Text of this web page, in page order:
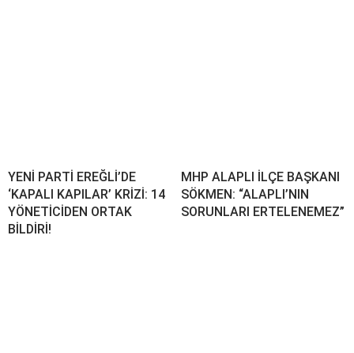
YENİ PARTİ EREĞLİ’DE
‘KAPALI KAPILAR’ KRİZİ: 14
YÖNETİCİDEN ORTAK
BİLDİRİ!
MHP ALAPLI İLÇE BAŞKANI
SÖKMEN: “ALAPLI’NIN
SORUNLARI ERTELENEMEZ”